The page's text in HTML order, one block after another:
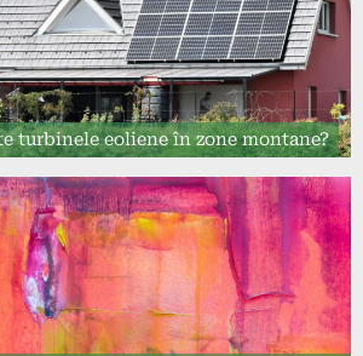
turbinele eoliene în zone montane?